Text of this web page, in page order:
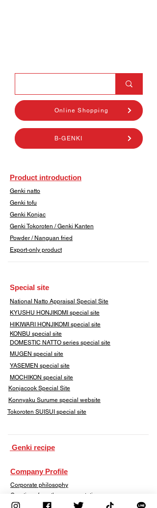
Online Shopping
B-GENKI
Product introduction
Genki natto
Genki tofu
Genki Konjac
Genki Tokoroten / Genki Kanten
​Powder / Nanguan fried
Export-only product
​Special site
​National Natto Appraisal Special Site
KYUSHU HONJIKOMI special site
HIKIWARI HONJIKOMI special site
KONBU special site
DOMESTIC NATTO series special site
MUGEN special site
YASEMEN special site
​MOCHIKON special site
Konjacook Special Site
Konnyaku Surume special website
​Tokoroten SUISUI special site
​ Genki recipe
Company Profile
Corporate philosophy
Greetings from the representative